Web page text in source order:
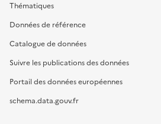
Thématiques
Données de référence
Catalogue de données
Suivre les publications des données
Portail des données européennes
schema.data.gouv.fr